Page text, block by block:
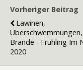
Vorheriger Beitrag
Lawinen,
Überschwemmungen,
Brände - Frühling Im
2020